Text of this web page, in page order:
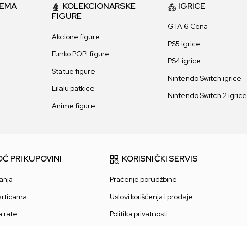
KOLEKCIONARSKE
FIGURE
Akcione figure
Funko POP! figure
Statue figure
Lilalu patkice
Anime figure
IGRICE
GTA 6 Cena
PS5 igrice
PS4 igrice
Nintendo Switch igrice
Nintendo Switch 2 igrice
PRI KUPOVINI
rate
KORISNIČKI SERVIS
Praćenje porudžbine
Uslovi korišćenja i prodaje
Politika privatnosti